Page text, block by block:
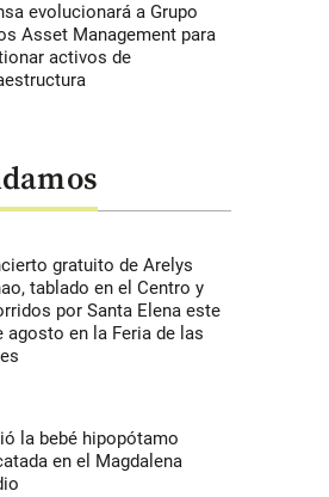
evolucionará a Grupo
Asset Management para
activos de
gratuito de Arelys
tablado en el Centro y
por Santa Elena este
agosto en la Feria de las
la bebé hipopótamo
en el Magdalena